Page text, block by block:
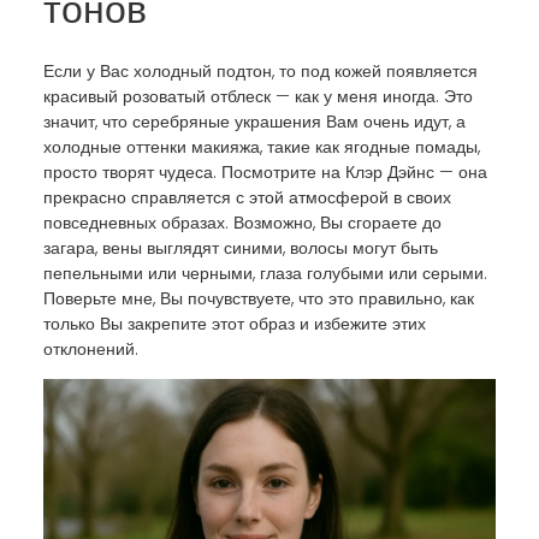
Если у Вас холодный подтон, то под кожей появляется
красивый розоватый отблеск — как у меня иногда. Это
значит, что серебряные украшения Вам очень идут, а
холодные оттенки макияжа, такие как ягодные помады,
просто творят чудеса. Посмотрите на Клэр Дэйнс — она
прекрасно справляется с этой атмосферой в своих
повседневных образах. Возможно, Вы сгораете до
загара, вены выглядят синими, волосы могут быть
пепельными или черными, глаза голубыми или серыми.
Поверьте мне, Вы почувствуете, что это правильно, как
только Вы закрепите этот образ и избежите этих
отклонений.